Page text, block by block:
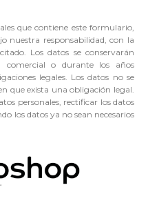
que contiene este formulario,
nuestra responsabilidad, con la
Los datos se conservarán
comercial o durante los años
legales. Los datos no se
que exista una obligación legal.
personales, rectificar los datos
los datos ya no sean necesarios